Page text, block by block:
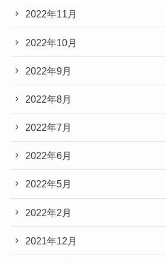
2022年11月
2022年10月
2022年9月
2022年8月
2022年7月
2022年6月
2022年5月
2022年2月
2021年12月